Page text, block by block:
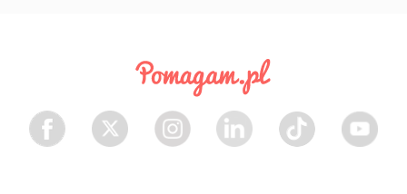
Facebook Twitter Instagram LinkedIn TikTok Youtube